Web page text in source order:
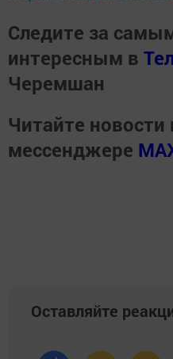
Следите за
интересным в
Черемшан
Читайте
мессенджере
Оставляйте